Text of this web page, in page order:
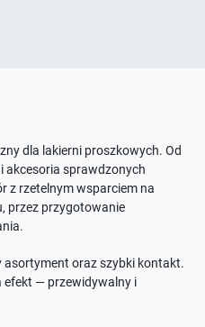
dla lakierni proszkowych. Od
akcesoria sprawdzonych
z rzetelnym wsparciem na
przez przygotowanie
asortyment oraz szybki kontakt.
efekt — przewidywalny i